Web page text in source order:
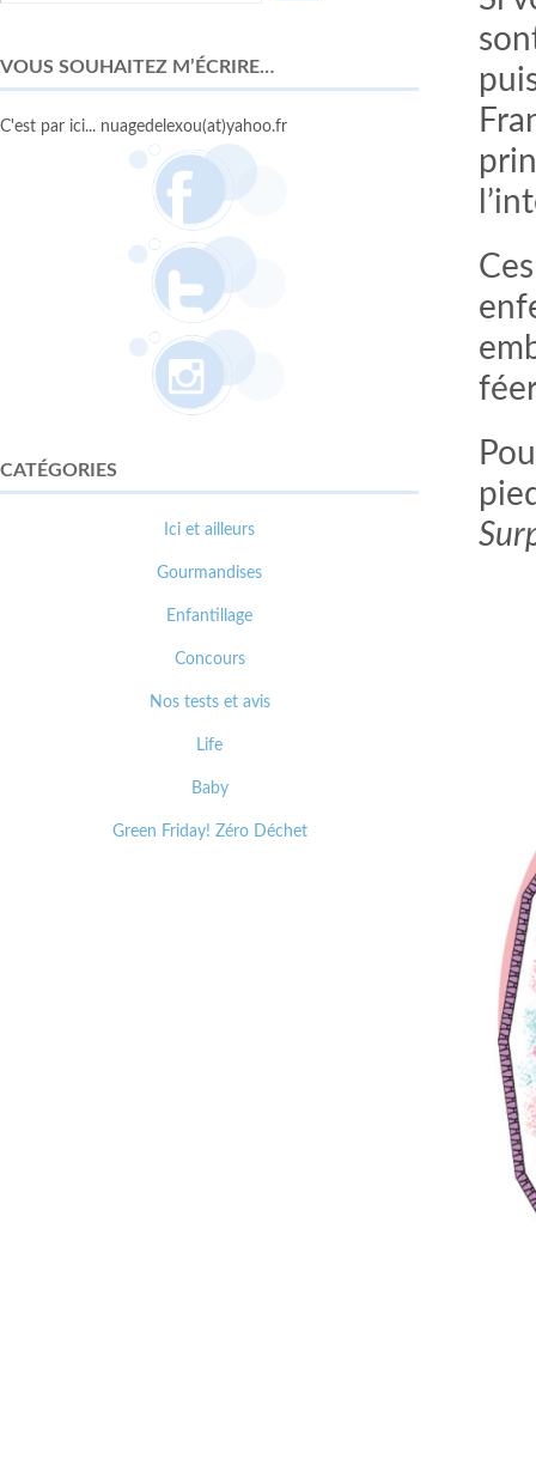
VOUS SOUHAITEZ M’ÉCRIRE…
C'est par ici... nuagedelexou(at)yahoo.fr
CATÉGORIES
Ici et ailleurs
Gourmandises
Enfantillage
Concours
Nos tests et avis
Life
Baby
Green Friday! Zéro Déchet